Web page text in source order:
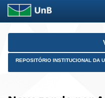
Skip
REPOSITÓRIO INSTITUCIONAL DA